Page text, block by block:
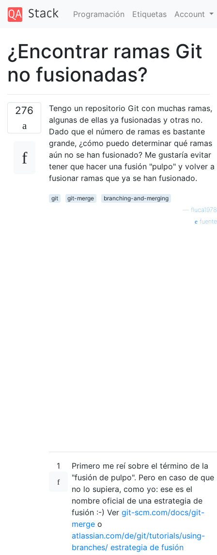
Programación Etiquetas Account
¿Encontrar ramas Git
no fusionadas?
276
Tengo un repositorio Git con muchas ramas,
algunas de ellas ya fusionadas y otras no.
Dado que el número de ramas es bastante
grande, ¿cómo puedo determinar qué ramas
aún no se han fusionado? Me gustaría evitar
tener que hacer una fusión "pulpo" y volver a
fusionar ramas que ya se han fusionado.
git git-merge
branching-and-merging
fluca1978
fuente
1
Primero me reí sobre el término de la
"fusión de pulpo". Pero en caso de que
no lo supiera, como yo: ese es el
nombre oficial de una estrategia de
fusión :-) Ver git-scm.com/docs/git-
merge o
atlassian.com/de/git/tutorials/using-
branches/ estrategia de fusión